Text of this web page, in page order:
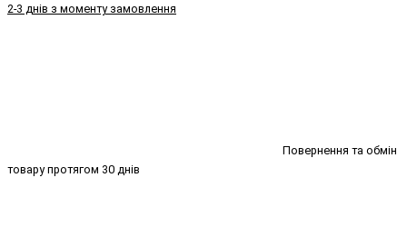
2-3 днів з моменту замовлення
Повернення та обмін
товару протягом 30 днів